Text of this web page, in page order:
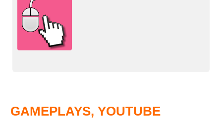
GAMEPLAYS, YOUTUBE